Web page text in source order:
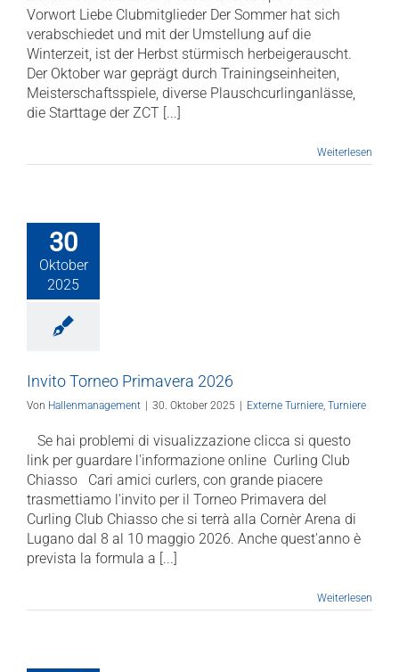
Vorwort Liebe Clubmitglieder Der Sommer hat sich
verabschiedet und mit der Umstellung auf die
Winterzeit, ist der Herbst stürmisch herbeigerauscht.
Der Oktober war geprägt durch Trainingseinheiten,
Meisterschaftsspiele, diverse Plauschcurlinganlässe,
die Starttage der ZCT [...]
Weiterlesen
30
Oktober
2025
Invito Torneo Primavera 2026
Von Hallenmanagement 30. Oktober 2025 Externe Turniere, Turniere
Se hai problemi di visualizzazione clicca si questo
link per guardare l'informazione online Curling Club
Chiasso Cari amici curlers, con grande piacere
trasmettiamo l'invito per il Torneo Primavera del
Curling Club Chiasso che si terrà alla Cornèr Arena di
Lugano dal 8 al 10 maggio 2026. Anche quest'anno è
prevista la formula a [...]
Weiterlesen